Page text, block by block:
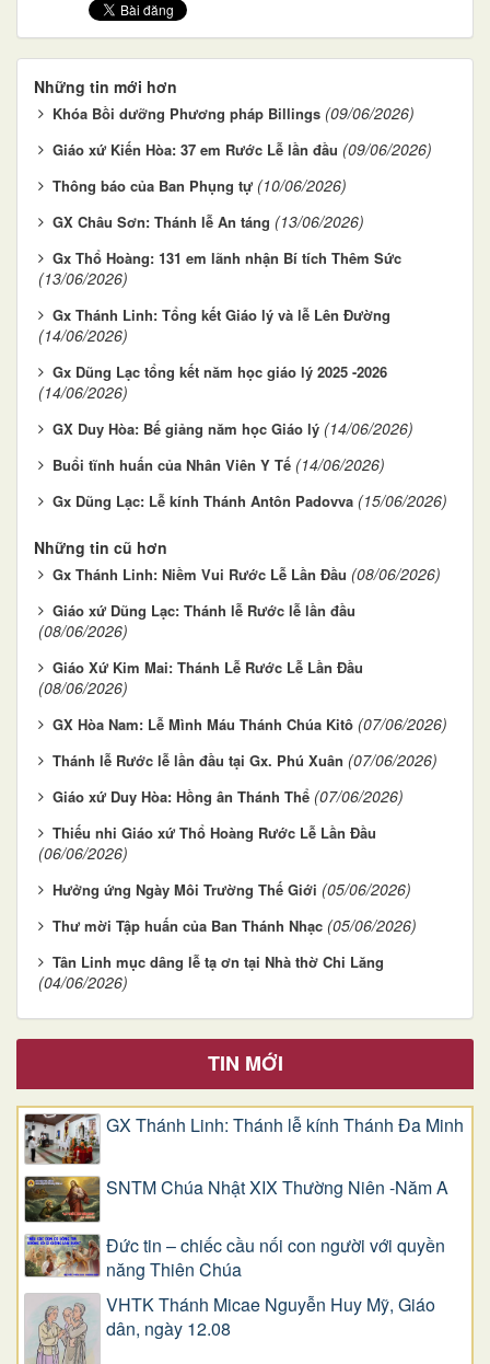
Những tin mới hơn
Khóa Bồi dưỡng Phương pháp Billings (09/06/2026)
Giáo xứ Kiến Hòa: 37 em Rước Lễ lần đầu (09/06/2026)
Thông báo của Ban Phụng tự (10/06/2026)
GX Châu Sơn: Thánh lễ An táng (13/06/2026)
Gx Thổ Hoàng: 131 em lãnh nhận Bí tích Thêm Sức
(13/06/2026)
Gx Thánh Linh: Tổng kết Giáo lý và lễ Lên Đường
(14/06/2026)
Gx Dũng Lạc tổng kết năm học giáo lý 2025 -2026
(14/06/2026)
GX Duy Hòa: Bế giảng năm học Giáo lý (14/06/2026)
Buổi tĩnh huấn của Nhân Viên Y Tế (14/06/2026)
Gx Dũng Lạc: Lễ kính Thánh Antôn Padovva (15/06/2026)
Những tin cũ hơn
Gx Thánh Linh: Niềm Vui Rước Lễ Lần Đầu (08/06/2026)
Giáo xứ Dũng Lạc: Thánh lễ Rước lễ lần đầu
(08/06/2026)
Giáo Xứ Kim Mai: Thánh Lễ Rước Lễ Lần Đầu
(08/06/2026)
GX Hòa Nam: Lễ Mình Máu Thánh Chúa Kitô (07/06/2026)
Thánh lễ Rước lễ lần đầu tại Gx. Phú Xuân (07/06/2026)
Giáo xứ Duy Hòa: Hồng ân Thánh Thể (07/06/2026)
Thiếu nhi Giáo xứ Thổ Hoàng Rước Lễ Lần Đầu
(06/06/2026)
Hưởng ứng Ngày Môi Trường Thế Giới (05/06/2026)
Thư mời Tập huấn của Ban Thánh Nhạc (05/06/2026)
Tân Linh mục dâng lễ tạ ơn tại Nhà thờ Chi Lăng
(04/06/2026)
TIN MỚI
GX Thánh Linh: Thánh lễ kính Thánh Đa Minh
SNTM Chúa Nhật XIX Thường Niên -Năm A
Đức tin – chiếc cầu nối con người với quyền
năng Thiên Chúa
VHTK Thánh Micae Nguyễn Huy Mỹ, Giáo
dân, ngày 12.08